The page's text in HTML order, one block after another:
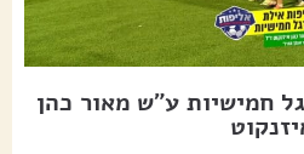
חמישיות ע"ש מאור כהן